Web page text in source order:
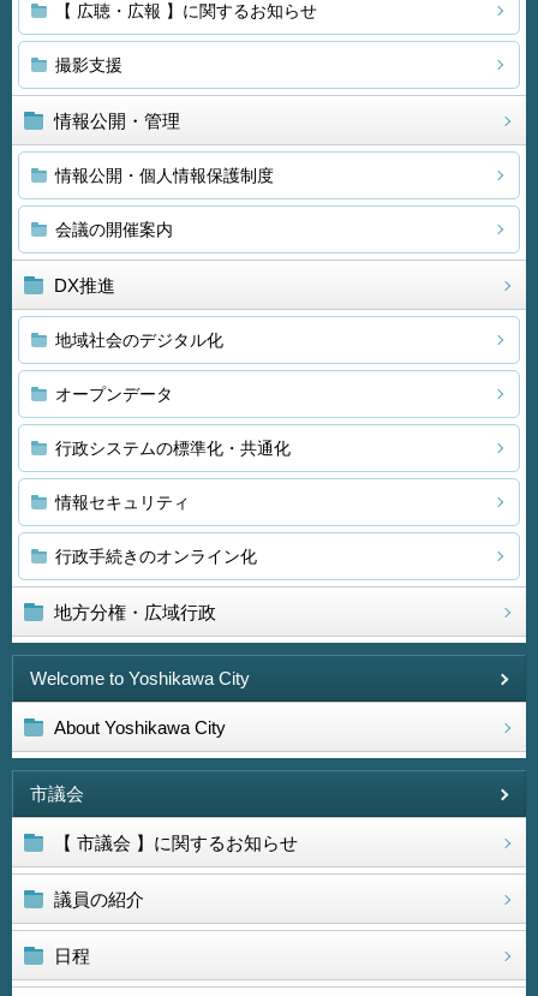
【 広聴・広報 】に関するお知らせ
撮影支援
情報公開・管理
情報公開・個人情報保護制度
会議の開催案内
DX推進
地域社会のデジタル化
オープンデータ
行政システムの標準化・共通化
情報セキュリティ
行政手続きのオンライン化
地方分権・広域行政
Welcome to Yoshikawa City
About Yoshikawa City
市議会
【 市議会 】に関するお知らせ
議員の紹介
日程